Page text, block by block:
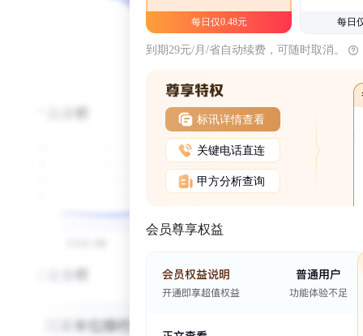
每日仅0.48元 每日
到期29元/月/省自动续费，可随时取消。
标讯详情查看
关键电话直连
甲方分析查询
会员尊享权益